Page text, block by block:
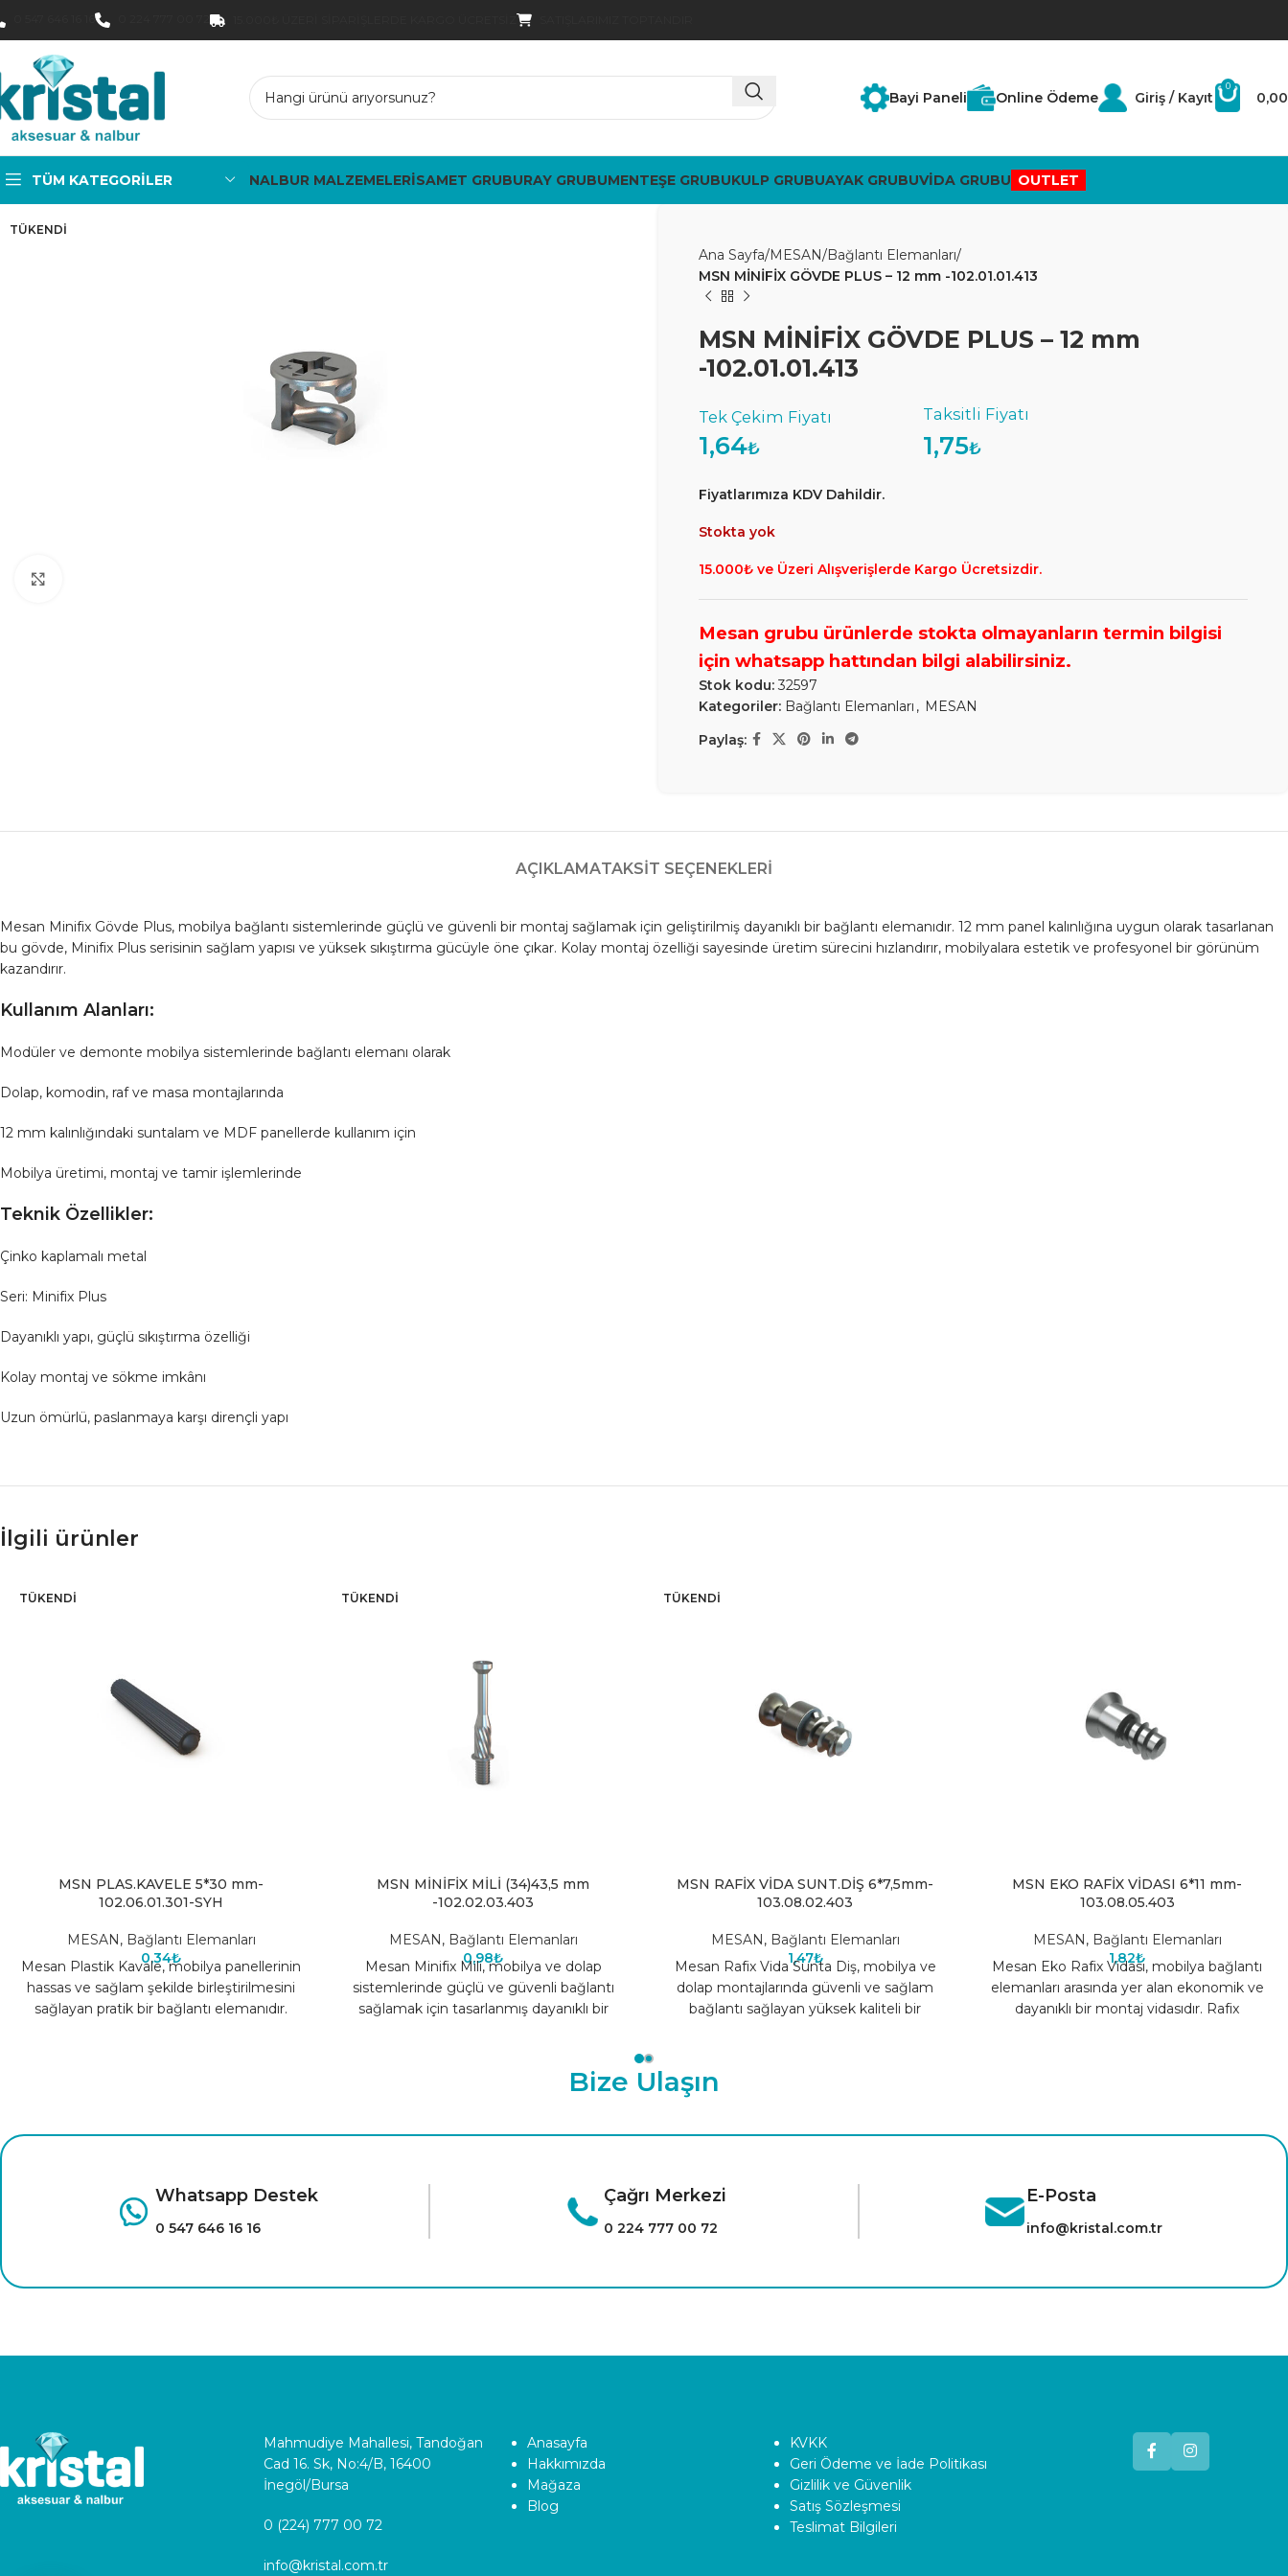
Bayi Paneli Online Ödeme Giriş / Kayıt
0
0,00
TÜM KATEGORILER NALBUR MALZEMELERİSAMET GRUBURAY GRUBUMENTEŞE GRUBUKULP GRUBUAYAK GRUBUVİDA GRUBU OUTLET
TÜKENDI
Ana Sayfa MESAN Bağlantı Elemanları
MSN MİNİFİX GÖVDE PLUS – 12 mm -102.01.01.413
MSN MİNİFİX GÖVDE PLUS – 12 mm
-102.01.01.413
1,64₺ 1,75₺
Fiyatlarımıza KDV Dahildir.
Stokta yok
15.000₺ ve Üzeri Alışverişlerde Kargo Ücretsizdir.
Stok kodu:32597
Kategoriler: Bağlantı Elemanları , MESAN
Paylaş:
AÇIKLAMATAKSIT SEÇENEKLERI
Mesan Minifix Gövde Plus, mobilya bağlantı sistemlerinde güçlü ve güvenli bir montaj sağlamak için geliştirilmiş dayanıklı bir bağlantı elemanıdır. 12 mm panel kalınlığına uygun olarak tasarlanan
bu gövde, Minifix Plus serisinin sağlam yapısı ve yüksek sıkıştırma gücüyle öne çıkar. Kolay montaj özelliği sayesinde üretim sürecini hızlandırır, mobilyalara estetik ve profesyonel bir görünüm
kazandırır.
Kullanım Alanları:
Modüler ve demonte mobilya sistemlerinde bağlantı elemanı olarak
Dolap, komodin, raf ve masa montajlarında
12 mm kalınlığındaki suntalam ve MDF panellerde kullanım için
Mobilya üretimi, montaj ve tamir işlemlerinde
Teknik Özellikler:
Çinko kaplamalı metal
Seri: Minifix Plus
Dayanıklı yapı, güçlü sıkıştırma özelliği
Kolay montaj ve sökme imkânı
Uzun ömürlü, paslanmaya karşı dirençli yapı
İlgili ürünler
TÜKENDI
MSN PLAS.KAVELE 5*30 mm-
102.06.01.301-SYH
MESAN, Bağlantı Elemanları
0,34₺
Mesan Plastik Kavale, mobilya panellerinin
hassas ve sağlam şekilde birleştirilmesini
sağlayan pratik bir bağlantı elemanıdır.
TÜKENDI
MSN MİNİFİX MİLİ (34)43,5 mm
-102.02.03.403
MESAN, Bağlantı Elemanları
0,98₺
Mesan Minifix Mili, mobilya ve dolap
sistemlerinde güçlü ve güvenli bağlantı
sağlamak için tasarlanmış dayanıklı bir
TÜKENDI
MSN RAFİX VİDA SUNT.DİŞ 6*7,5mm-
103.08.02.403
MESAN, Bağlantı Elemanları
1,47₺
Mesan Rafix Vida Sunta Diş, mobilya ve
dolap montajlarında güvenli ve sağlam
bağlantı sağlayan yüksek kaliteli bir
MSN EKO RAFİX VİDASI 6*11 mm-
103.08.05.403
MESAN, Bağlantı Elemanları
1,82₺
Mesan Eko Rafix Vidası, mobilya bağlantı
elemanları arasında yer alan ekonomik ve
dayanıklı bir montaj vidasıdır. Rafix
Bize Ulaşın
Whatsapp Destek
0 547 646 16 16
Çağrı Merkezi
0 224 777 00 72
E-Posta
info@kristal.com.tr
Mahmudiye Mahallesi, Tandoğan
Cad 16. Sk, No:4/B, 16400
İnegöl/Bursa
0 (224) 777 00 72
info@kristal.com.tr
Anasayfa
Hakkımızda
Mağaza
Blog
KVKK
Geri Ödeme ve İade Politikası
Gizlilik ve Güvenlik
Satış Sözleşmesi
Teslimat Bilgileri